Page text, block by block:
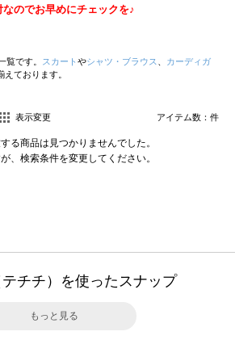
のでお早めにチェックを♪
覧です。 スカート やシャツ・ブラウス
カーディガ
ております。
表示変更 アイテム数： 件
る商品は見つかりませんでした。
、検索条件を変更してください。
チチ）を使ったスナップ
もっと見る